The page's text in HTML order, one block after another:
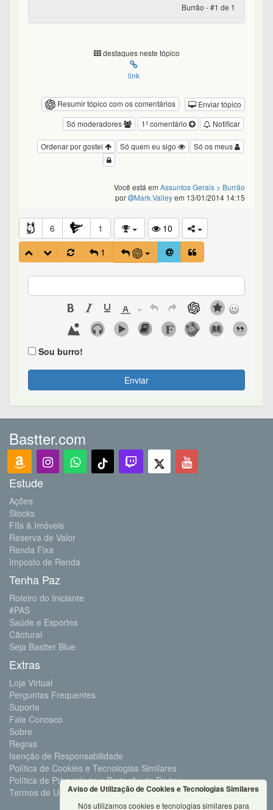
Burrão - #1 de 1
destaques neste tópico
link
Resumir tópico com os comentários
Enviar tópico
Notificar
1º comentário
Só moderadores
Só os meus
Só quem eu sigo
Ordenar por gostei
Você está em Assuntos Gerais > Burrão
por
Mark.Valleyem 13/01/2014 14:15
6 1
10
1
Sou burro!
Enviar
Bastter.com
Estude
Ações
Stocks
FIIs & Imóveis
Reserva de Valor
Renda Fixa
Imposto de Renda
Tenha Paz
Roteiro do Iniciante
#PAS
Saúde e Esportes
Cãotural
Seja Bastter Blue
Extras
Loja Virtual
Perguntas Frequentes
Suporte
Fale Conosco
Sobre
Regras
Isenção de Responsabilidade
Política de Cookies e Tecnologias Similares
Política de Privacidade e Proteção de Dados
Termos de UsoAviso de Utilização de Cookies e Tecnologias Similares
Nós utilizamos cookies e tecnologias similares para